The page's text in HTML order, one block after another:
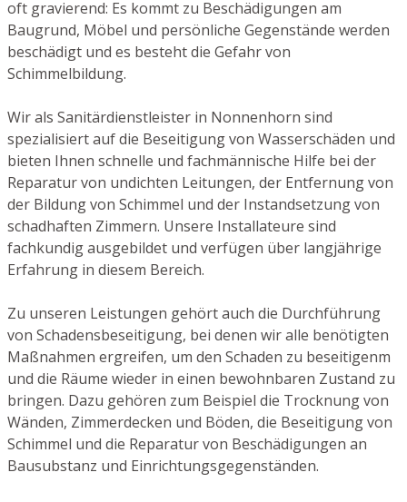
oft gravierend: Es kommt zu Beschädigungen am
Baugrund, Möbel und persönliche Gegenstände werden
beschädigt und es besteht die Gefahr von
Schimmelbildung.
Wir als Sanitärdienstleister in Nonnenhorn sind
spezialisiert auf die Beseitigung von Wasserschäden und
bieten Ihnen schnelle und fachmännische Hilfe bei der
Reparatur von undichten Leitungen, der Entfernung von
der Bildung von Schimmel und der Instandsetzung von
schadhaften Zimmern. Unsere Installateure sind
fachkundig ausgebildet und verfügen über langjährige
Erfahrung in diesem Bereich.
Zu unseren Leistungen gehört auch die Durchführung
von Schadensbeseitigung, bei denen wir alle benötigten
Maßnahmen ergreifen, um den Schaden zu beseitigenm
und die Räume wieder in einen bewohnbaren Zustand zu
bringen. Dazu gehören zum Beispiel die Trocknung von
Wänden, Zimmerdecken und Böden, die Beseitigung von
Schimmel und die Reparatur von Beschädigungen an
Bausubstanz und Einrichtungsgegenständen.